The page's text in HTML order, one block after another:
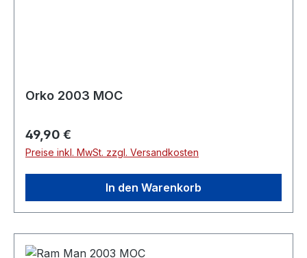
Orko 2003 MOC
Regulärer Preis:
49,90 €
Preise inkl. MwSt. zzgl. Versandkosten
In den Warenkorb